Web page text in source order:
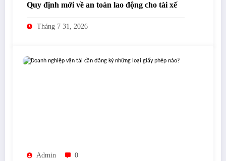
Quy định mới về an toàn lao động cho tài xế
Tháng 7 31, 2026
Admin 0